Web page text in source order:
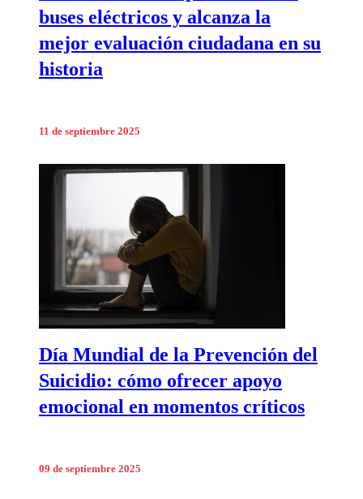
buses eléctricos y alcanza la
mejor evaluación ciudadana en su
historia
11 de septiembre 2025
Día Mundial de la Prevención del
Suicidio: cómo ofrecer apoyo
emocional en momentos críticos
09 de septiembre 2025